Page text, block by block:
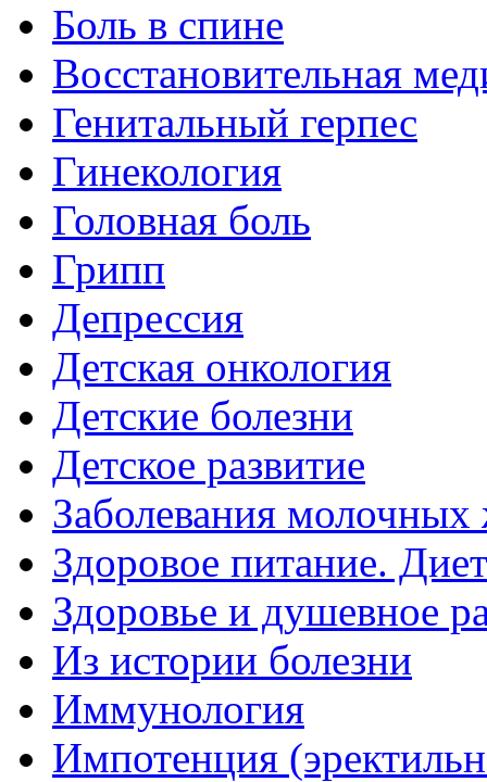
Боль в спине
Восстановительная
Генитальный герпес
Гинекология
Головная боль
Грипп
Депрессия
Детская онкология
Детские болезни
Детское развитие
Заболевания молочных
Здоровое питание.
Здоровье и душевное
Из истории болезни
Иммунология
Импотенция